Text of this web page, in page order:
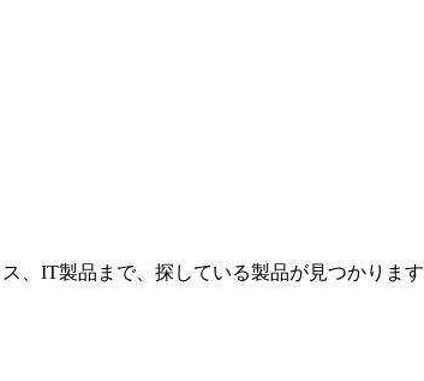
、IT製品まで、探している製品が見つかります